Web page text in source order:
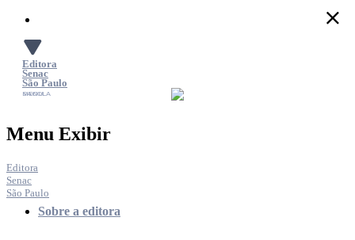
o
Conteúdo
Editora
Senac
São Paulo
SACOLA
MENU
Menu Exibir
Editora
Senac
São Paulo
Sobre a editora